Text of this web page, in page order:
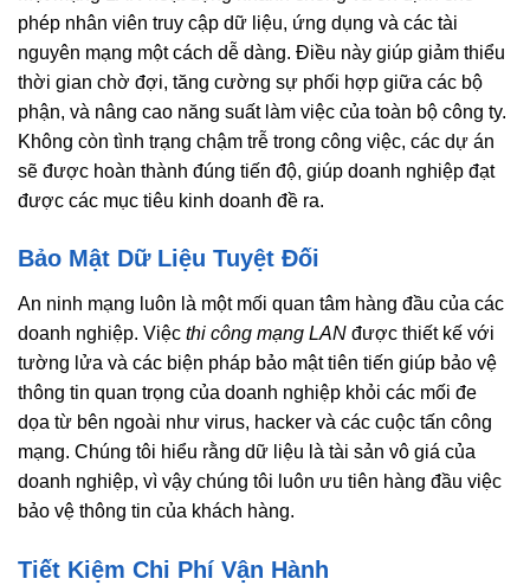
phép nhân viên truy cập dữ liệu, ứng dụng và các tài
nguyên mạng một cách dễ dàng. Điều này giúp giảm thiểu
thời gian chờ đợi, tăng cường sự phối hợp giữa các bộ
phận, và nâng cao năng suất làm việc của toàn bộ công ty.
Không còn tình trạng chậm trễ trong công việc, các dự án
sẽ được hoàn thành đúng tiến độ, giúp doanh nghiệp đạt
được các mục tiêu kinh doanh đề ra.
Bảo Mật Dữ Liệu Tuyệt Đối
An ninh mạng luôn là một mối quan tâm hàng đầu của các
doanh nghiệp. Việc thi công mạng LAN được thiết kế với
tường lửa và các biện pháp bảo mật tiên tiến giúp bảo vệ
thông tin quan trọng của doanh nghiệp khỏi các mối đe
dọa từ bên ngoài như virus, hacker và các cuộc tấn công
mạng. Chúng tôi hiểu rằng dữ liệu là tài sản vô giá của
doanh nghiệp, vì vậy chúng tôi luôn ưu tiên hàng đầu việc
bảo vệ thông tin của khách hàng.
Tiết Kiệm Chi Phí Vận Hành